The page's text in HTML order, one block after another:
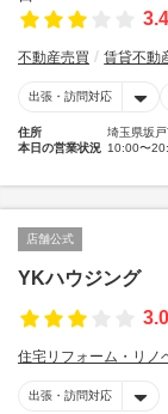
不動産売買 賃貸不動
出張・訪問対応
住所
埼玉県坂
本日の営業状況 10:00〜
店舗公式
YKハウジング
住宅リフォーム・リノ
出張・訪問対応